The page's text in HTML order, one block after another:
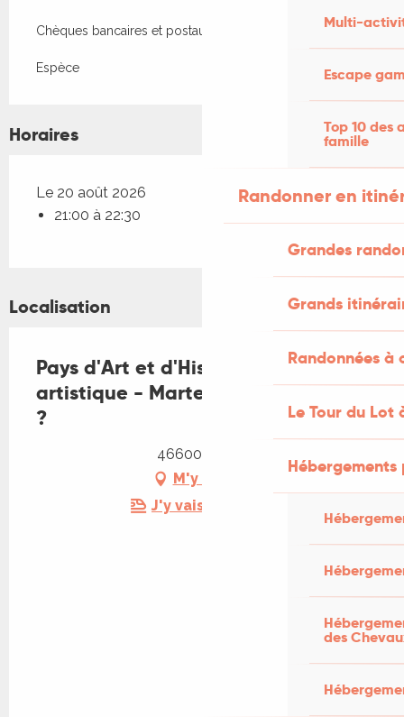
Multi-
Escape
Top 10 des
famille
Randonner en
Grandes
Grands
Randonnées
Le Tour du Lot
des
Chèques bancaires et postaux
Espèce
Horaires
Le 20 août 2026
21:00 à 22:30
Localisation
Pays d'Art et d'Histoire : Visite
artistique - Martel, ça vous chante
?
46600 Martel
M'y rendre
J'y vais en train !